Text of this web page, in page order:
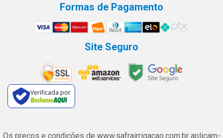
Formas de Pagamento
Site Seguro
Verificada por
Os preços e condições de www.safrairrigacao.com.br aplicam-